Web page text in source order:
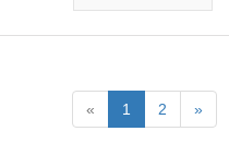
« 1 2 »